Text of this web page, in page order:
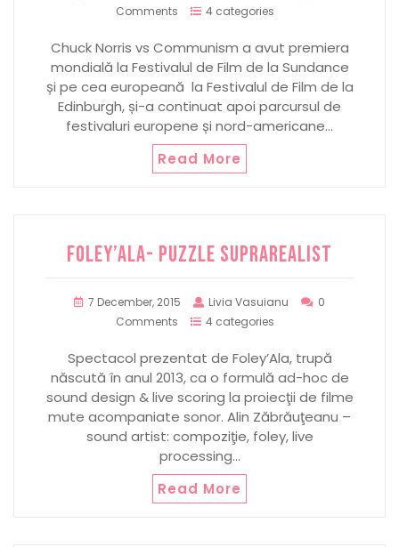
Comments
4 categories
Chuck Norris vs Communism a avut premiera
mondială la Festivalul de Film de la Sundance
și pe cea europeană la Festivalul de Film de la
Edinburgh, și-a continuat apoi parcursul de
festivaluri europene și nord-americane…
Read More
Foley’Ala- Puzzle suprarealist
7 December, 2015 Livia Vasuianu
0
Comments
4 categories
Spectacol prezentat de Foley’Ala, trupă
născută în anul 2013, ca o formulă ad-hoc de
sound design & live scoring la proiecţii de filme
mute acompaniate sonor. Alin Zăbrăuţeanu –
sound artist: compoziţie, foley, live
processing…
Read More